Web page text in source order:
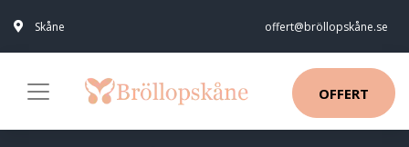
Skåne offert@bröllopskåne.se
OFFERT